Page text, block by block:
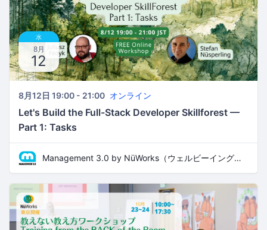
水
8月
12
8月12日 19:00 - 21:00 オンライン
Let's Build the Full-Stack Developer Skillforest —
Part 1: Tasks
Management 3.0 by NüWorks（ウェルビーイング・リーダーシップ）